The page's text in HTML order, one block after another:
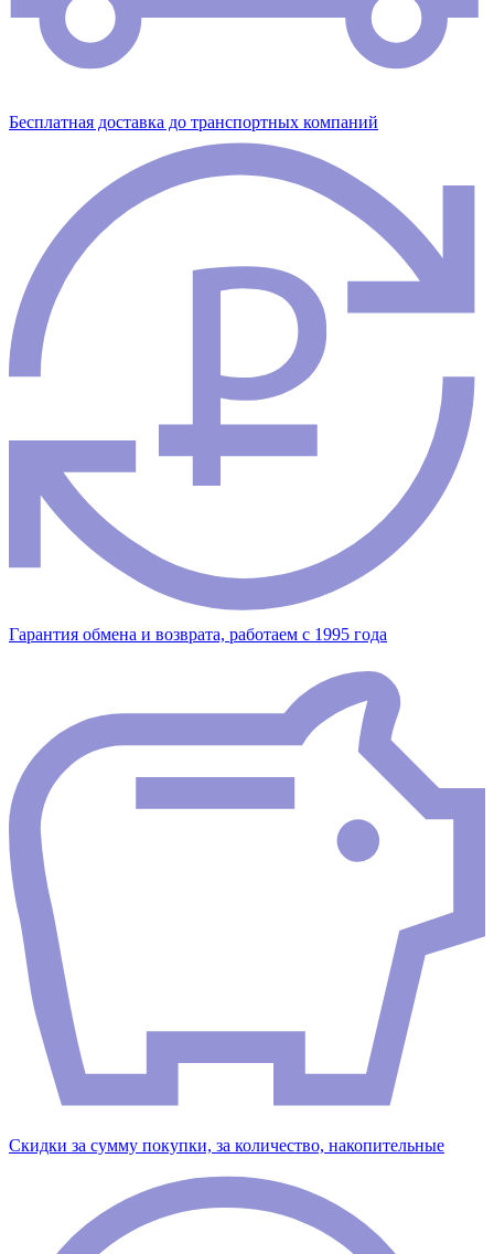
Бесплатная доставка до транспортных компаний
Гарантия обмена и возврата, работаем с 1995 года
Скидки за сумму покупки, за количество, накопительные